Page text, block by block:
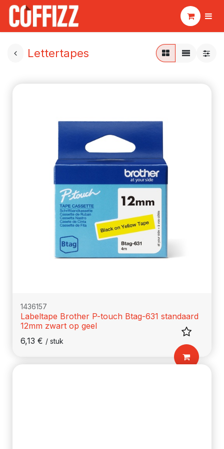
Lettertapes
1436157
Labeltape Brother P-touch Btag-631 standaard
12mm zwart op geel
6,13 € / stuk